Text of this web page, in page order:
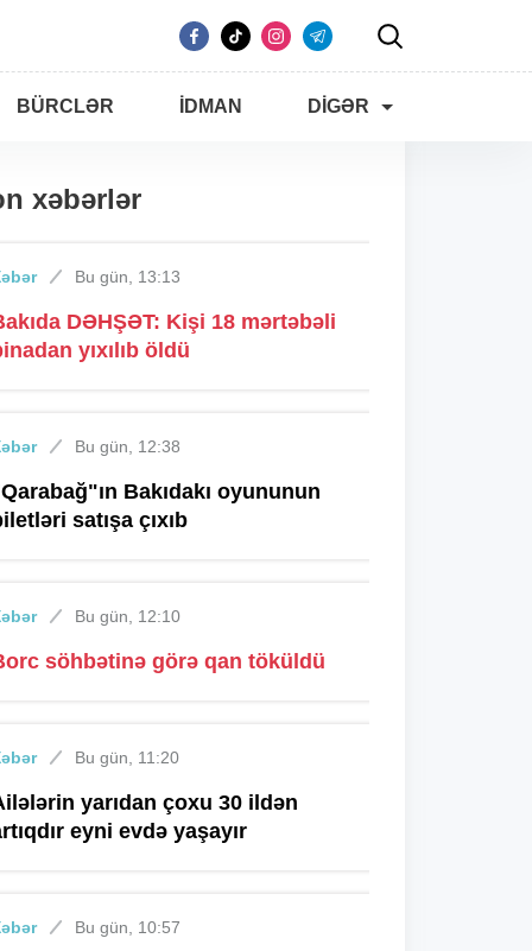
BÜRCLƏR İDMAN DIGƏR
xəbərlər
Bu gün, 13:13
DƏHŞƏT: Kişi 18 mərtəbəli
yıxılıb öldü
Bu gün, 12:38
Bakıdakı oyununun
satışa çıxıb
Bu gün, 12:10
söhbətinə görə qan töküldü
Bu gün, 11:20
yarıdan çoxu 30 ildən
eyni evdə yaşayır
Bu gün, 10:57